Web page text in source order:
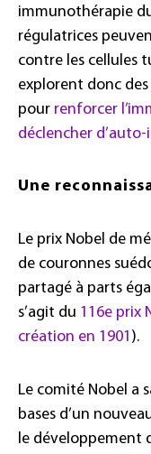
immunothérapie
régulatrices
contre les cellules
explorent donc
pour renforcer
déclencher
Une
Le prix Nobel de
de couronnes
partagé à parts
s’agit du 116e prix
création en 1901 ).
Le comité Nobel a
bases d’un
le développement